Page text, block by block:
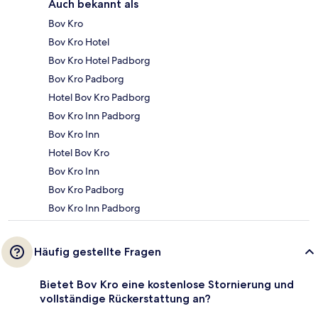
Auch bekannt als
Bov Kro
Bov Kro Hotel
Bov Kro Hotel Padborg
Bov Kro Padborg
Hotel Bov Kro Padborg
Bov Kro Inn Padborg
Bov Kro Inn
Hotel Bov Kro
Bov Kro Inn
Bov Kro Padborg
Bov Kro Inn Padborg
Häufig gestellte Fragen
Bietet Bov Kro eine kostenlose Stornierung und
vollständige Rückerstattung an?